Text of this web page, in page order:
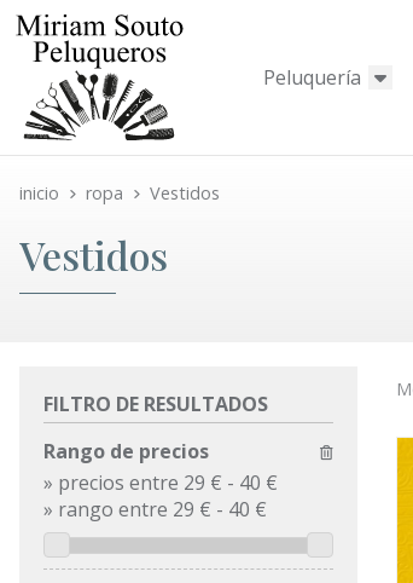
Peluquería
inicio ropa Vestidos
Vestidos
FILTRO DE RESULTADOS
Rango de precios
» precios entre 29 € - 40 €
» rango entre 29 € - 40 €